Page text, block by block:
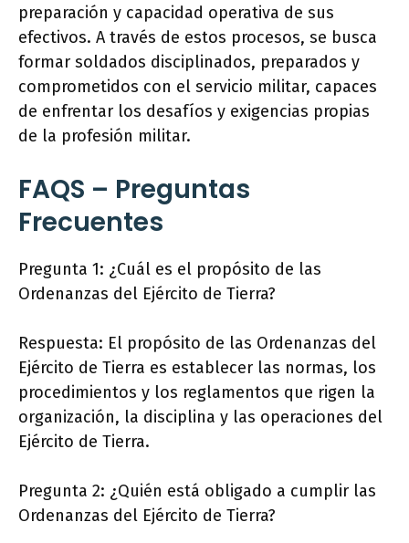
preparación y capacidad operativa de sus
efectivos. A través de estos procesos, se busca
formar soldados disciplinados, preparados y
comprometidos con el servicio militar, capaces
de enfrentar los desafíos y exigencias propias
de la profesión militar.
FAQS – Preguntas
Frecuentes
Pregunta 1: ¿Cuál es el propósito de las
Ordenanzas del Ejército de Tierra?
Respuesta: El propósito de las Ordenanzas del
Ejército de Tierra es establecer las normas, los
procedimientos y los reglamentos que rigen la
organización, la disciplina y las operaciones del
Ejército de Tierra.
Pregunta 2: ¿Quién está obligado a cumplir las
Ordenanzas del Ejército de Tierra?